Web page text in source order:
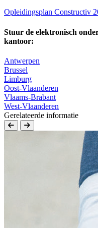
Opleidingsplan Constructiv
Stuur de elektronisch
kantoor:
Antwerpen
Brussel
Limburg
Oost-Vlaanderen
Vlaams-Brabant
West-Vlaanderen
Gerelateerde informatie